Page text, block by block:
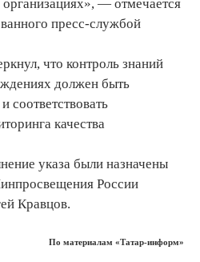
— отмечается
пресс-службой
что контроль знаний
должен быть
соответствовать
качества
указа были назначены
России
Кравцов.
По материалам «Татар-информ»